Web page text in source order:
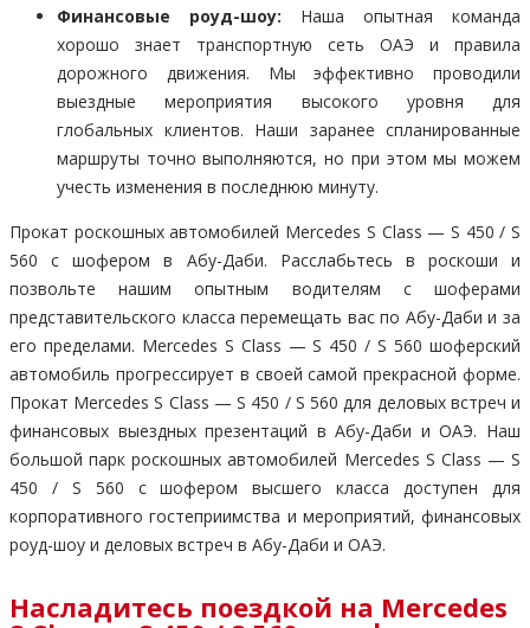
Финансовые роуд-шоу: Наша опытная команда
хорошо знает транспортную сеть ОАЭ и правила
дорожного движения. Мы эффективно проводили
выездные мероприятия высокого уровня для
глобальных клиентов. Наши заранее спланированные
маршруты точно выполняются, но при этом мы можем
учесть изменения в последнюю минуту.
Прокат роскошных автомобилей Mercedes S Class — S 450 / S
560 с шофером в Абу-Даби. Расслабьтесь в роскоши и
позвольте нашим опытным водителям с шоферами
представительского класса перемещать вас по Абу-Даби и за
его пределами. Mercedes S Class — S 450 / S 560 шоферский
автомобиль прогрессирует в своей самой прекрасной форме.
Прокат Mercedes S Class — S 450 / S 560 для деловых встреч и
финансовых выездных презентаций в Абу-Даби и ОАЭ. Наш
большой парк роскошных автомобилей Mercedes S Class — S
450 / S 560 с шофером высшего класса доступен для
корпоративного гостеприимства и мероприятий, финансовых
роуд-шоу и деловых встреч в Абу-Даби и ОАЭ.
Насладитесь поездкой на Mercedes